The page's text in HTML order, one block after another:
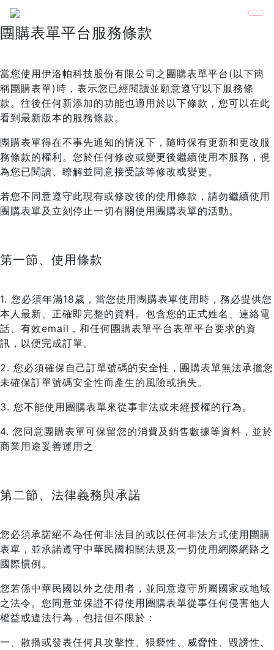
團購表單平台服務條款
當您使用伊洛帕科技股份有限公司之團購表單平台(以下簡
稱團購表單)時，表示您已經閱讀並願意遵守以下服務條
款。往後任何新添加的功能也適用於以下條款，您可以在此
看到最新版本的服務條款。
團購表單得在不事先通知的情況下，隨時保有更新和更改服
務條款的權利。您於任何修改或變更後繼續使用本服務，視
為您已閱讀、瞭解並同意接受該等修改或變更。
若您不同意遵守此現有或修改後的使用條款，請勿繼續使用
團購表單及立刻停止一切有關使用團購表單的活動。
第一節、使用條款
1. 您必須年滿18歲，當您使用團購表單使用時，務必提供您
本人最新、正確即完整的資料。包含您的正式姓名、連絡電
話、有效email，和任何團購表單平台表單平台要求的資
訊，以便完成訂單。
2. 您必須確保自己訂單號碼的安全性，團購表單無法承擔您
未確保訂單號碼安全性而產生的風險或損失。
3. 您不能使用團購表單來從事非法或未經授權的行為。
4. 您同意團購表單可保留您的消費及銷售數據等資料，並於
商業用途妥善運用之
第二節、法律義務與承諾
您必須承諾絕不為任何非法目的或以任何非法方式使用團購
表單，並承諾遵守中華民國相關法規及一切使用網際網路之
國際慣例。
您若係中華民國以外之使用者，並同意遵守所屬國家或地域
之法令。您同意並保證不得使用團購表單從事任何侵害他人
權益或違法行為，包括但不限於：
一、散播或發表任何具攻擊性、猥褻性、威脅性、毀謗性、